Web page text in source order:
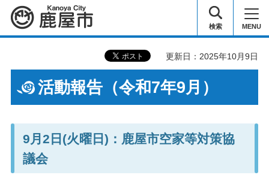
鹿屋市 検索 MENU
更新日：2025年10月9日
活動報告（令和7年9月）
9月2日(火曜日)：鹿屋市空家等対策協
議会